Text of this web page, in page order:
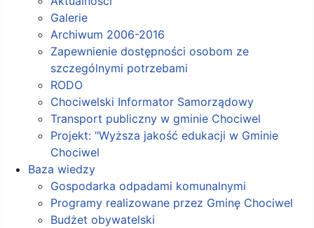
Galerie
Archiwum 2006-2016
Zapewnienie dostępności osobom ze
szczególnymi potrzebami
RODO
Chociwelski Informator Samorządowy
Transport publiczny w gminie Chociwel
Projekt: "Wyższa jakość edukacji w Gminie
Chociwel
Baza wiedzy
Gospodarka odpadami komunalnymi
Programy realizowane przez Gminę Chociwel
Budżet obywatelski